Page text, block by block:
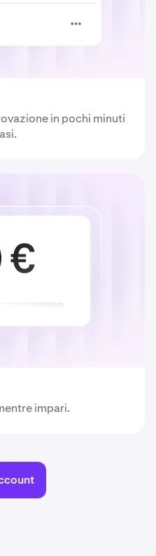
in pochi minuti
impari.